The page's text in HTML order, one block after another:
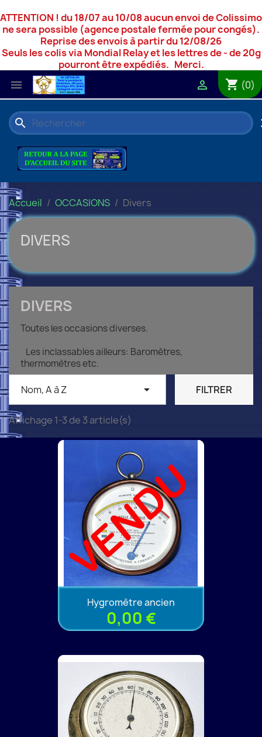
ATTENTION ! du 18/07 au 10/08 aucun envoi de Colissimo
ne sera possible (agence postale fermée pour congés).
Reprise des envois à partir du 12/08/26
Seuls les colis via Mondial Relay et les lettres de - de 20g
pourront être expédiés. Merci.
 shopping_cart (0)

search
Accueil OCCASIONS Divers
DIVERS
DIVERS
Toutes les occasions diverses.
Les inclassables ailleurs: Baromètres,
thermomètres etc.
Nom, A à Z  FILTRER
Affichage 1-3 de 3 article(s)
Hygromètre ancien
0,00 €